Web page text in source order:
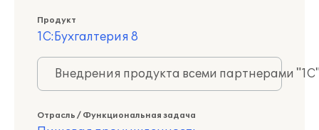
Продукт
1С:Бухгалтерия 8
Внедрения продукта всеми партнерами
Отрасль / Функциональная задача